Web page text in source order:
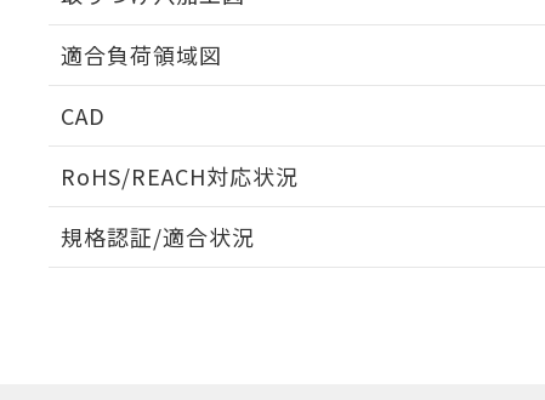
適合負荷領域図
CAD
RoHS/REACH対応状況
EU RoHS 注意事項・凡例
規格認証/適合状況